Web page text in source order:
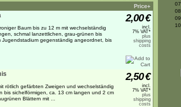
Price+
Baum bis zu 12 m mit wechselständig
schmal lanzettlichen, grau-grünen bis
Jugendstadium gegenständig angeordnet, bis
2,00€
incl.
7% VAT*
plus
shipping
costs
rötlich gefärbten Zweigen und wechselständig
bis sichelförmigen, ca. 13 cm langen und 2 cm
Blättern mit ...
2,50€
incl.
7% VAT*
plus
shipping
costs
07.
08.
09.
10.